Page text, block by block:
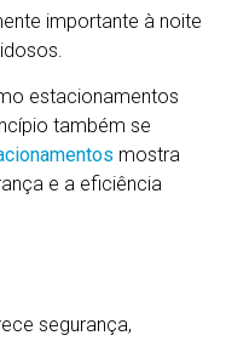
importante à noite
estacionamentos
também se
mostra
e a eficiência
segurança,